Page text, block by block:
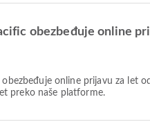
obezbeđuje online
preko naše platforme.